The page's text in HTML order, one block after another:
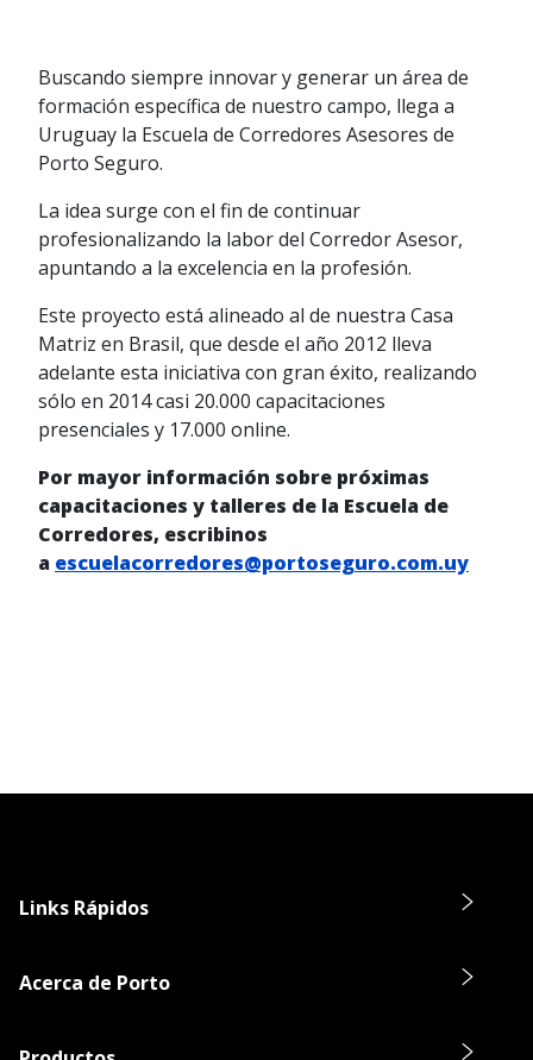
Buscando siempre innovar y generar un área de
formación específica de nuestro campo, llega a
Uruguay la Escuela de Corredores Asesores de
Porto Seguro.
La idea surge con el fin de continuar
profesionalizando la labor del Corredor Asesor,
apuntando a la excelencia en la profesión.
Este proyecto está alineado al de nuestra Casa
Matriz en Brasil, que desde el año 2012 lleva
adelante esta iniciativa con gran éxito, realizando
sólo en 2014 casi 20.000 capacitaciones
presenciales y 17.000 online.
Por mayor información sobre próximas
capacitaciones y talleres de la Escuela de
Corredores, escribinos
a escuelacorredores@portoseguro.com.uy
Links Rápidos
Acerca de Porto